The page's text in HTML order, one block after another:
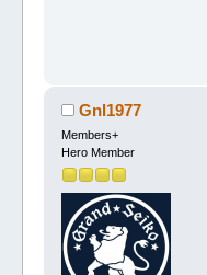
Gnl1977
Members+
Hero Member